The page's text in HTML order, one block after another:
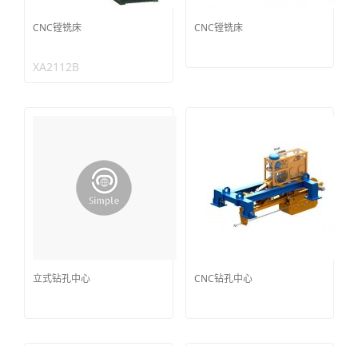
CNC镗铣床
XA2112B
CNC镗铣床
立式钻孔中心 CNC钻孔中心